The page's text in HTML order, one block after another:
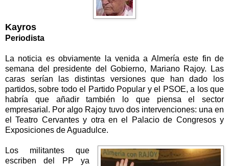
Kayros
Periodista
La noticia es obviamente la venida a Almería este fin de
semana del presidente del Gobierno, Mariano Rajoy. Las
caras serían las distintas versiones que han dado los
partidos, sobre todo el Partido Popular y el PSOE, a los que
habría que añadir también lo que piensa el sector
empresarial. Por algo Rajoy tuvo dos intervenciones: una en
el Teatro Cervantes y otra en el Palacio de Congresos y
Exposiciones de Aguadulce.
Los militantes que
escriben del PP ya